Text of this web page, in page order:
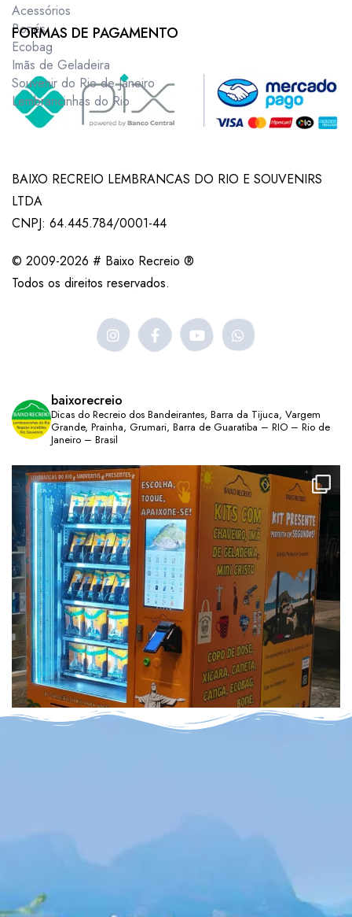
Acessórios
Bonés
Ecobag
Imãs de Geladeira
Souvenir do Rio de Janeiro
Lembrancinhas do Rio
FORMAS DE PAGAMENTO
BAIXO RECREIO LEMBRANCAS DO RIO E SOUVENIRS
LTDA
CNPJ: 64.445.784/0001-44
© 2009-2026 # Baixo Recreio ®
Todos os direitos reservados.
baixorecreio
Dicas do Recreio dos Bandeirantes, Barra da Tijuca, Vargem
Grande, Prainha, Grumari, Barra de Guaratiba – RIO – Rio de
Janeiro – Brasil